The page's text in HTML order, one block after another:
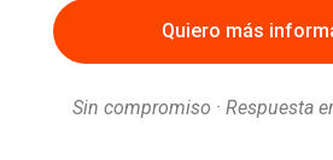
Sin compromiso · Respuesta